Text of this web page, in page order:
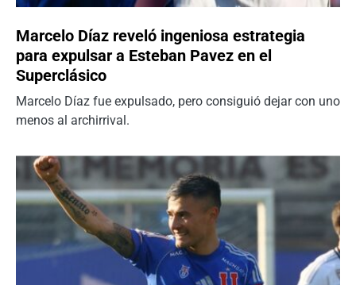
Marcelo Díaz reveló ingeniosa estrategia
para expulsar a Esteban Pavez en el
Superclásico
Marcelo Díaz fue expulsado, pero consiguió dejar con uno
menos al archirrival.